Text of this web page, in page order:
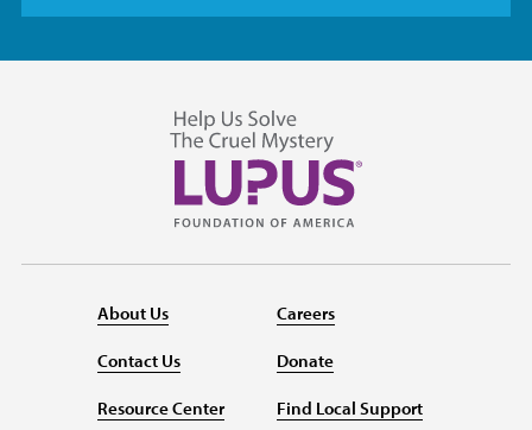
About Us
Contact Us
Resource Center
Careers
Donate
Find Local Support